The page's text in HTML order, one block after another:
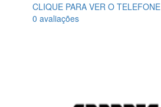
CLIQUE PARA VER O TELEFONE
0 avaliações